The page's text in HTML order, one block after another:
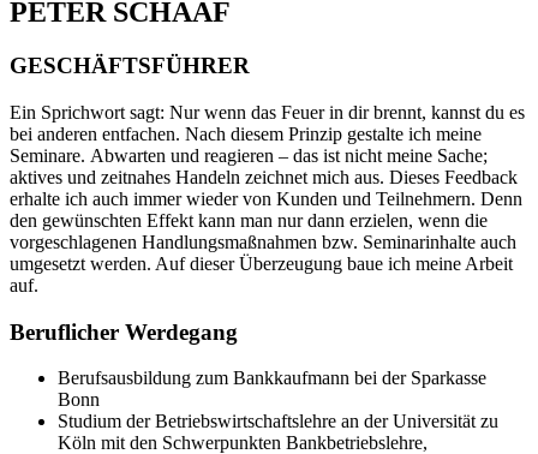
PETER SCHAAF
GESCHÄFTSFÜHRER
Ein Sprichwort sagt: Nur wenn das Feuer in dir brennt, kannst du es
bei anderen entfachen. Nach diesem Prinzip gestalte ich meine
Seminare. Abwarten und reagieren – das ist nicht meine Sache;
aktives und zeitnahes Handeln zeichnet mich aus. Dieses Feedback
erhalte ich auch immer wieder von Kunden und Teilnehmern. Denn
den gewünschten Effekt kann man nur dann erzielen, wenn die
vorgeschlagenen Handlungsmaßnahmen bzw. Seminarinhalte auch
umgesetzt werden. Auf dieser Überzeugung baue ich meine Arbeit
auf.
Beruflicher Werdegang
Berufsausbildung zum Bankkaufmann bei der Sparkasse
Bonn
Studium der Betriebswirtschaftslehre an der Universität zu
Köln mit den Schwerpunkten Bankbetriebslehre,